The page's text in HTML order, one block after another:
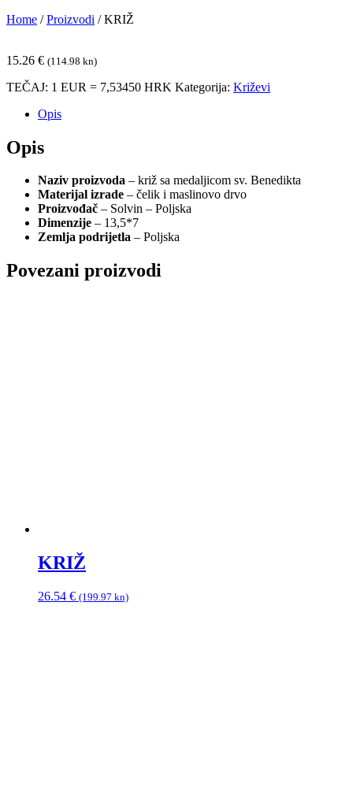
Home / Proizvodi / KRIŽ
15.26 € (114.98 kn)
TEČAJ: 1 EUR = 7,53450 HRK Kategorija: Križevi
Opis
Opis
Naziv proizvoda – križ sa medaljicom sv. Benedikta
Materijal izrade – čelik i maslinovo drvo
Proizvođač – Solvin – Poljska
Dimenzije – 13,5*7
Zemlja podrijetla – Poljska
Povezani proizvodi
KRIŽ
26.54 € (199.97 kn)